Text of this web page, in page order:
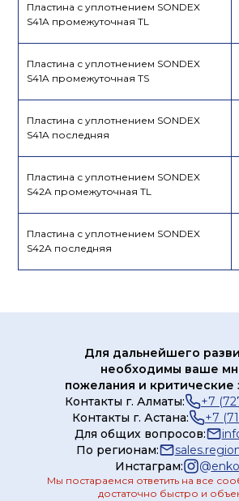
Пластина с уплотнением SONDEX
S41A промежуточная TL
Пластина с уплотнением SONDEX
S41A промежуточная TS
Пластина с уплотнением SONDEX
S41A последняя
Пластина с уплотнением SONDEX
S42A промежуточная TL
Пластина с уплотнением SONDEX
S42A последняя
Для дальнейшего
необходимы ваше
пожелания и критические
Контакты г. Алматы:
+7
Контакты г. Астана:
+7
Для общих вопросов:
По регионам:
Инстаграм:
@
Мы постараемся ответить на все
достаточно быстро и